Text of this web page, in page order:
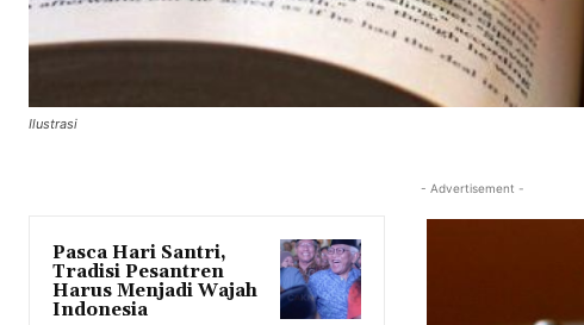
Ilustrasi
Pasca Hari Santri,
Tradisi Pesantren
Harus Menjadi Wajah
Indonesia
- Advertisement -